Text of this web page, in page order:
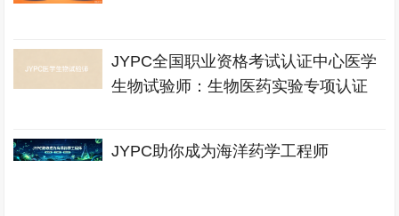
JYPC全国职业资格考试认证中心医学
生物试验师：生物医药实验专项认证
JYPC助你成为海洋药学工程师